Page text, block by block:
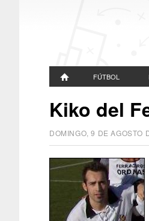
FÚTBOL
Kiko del
DOMINGO, 9 DE AGOSTO